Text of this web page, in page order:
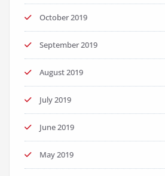
October 2019
September 2019
August 2019
July 2019
June 2019
May 2019